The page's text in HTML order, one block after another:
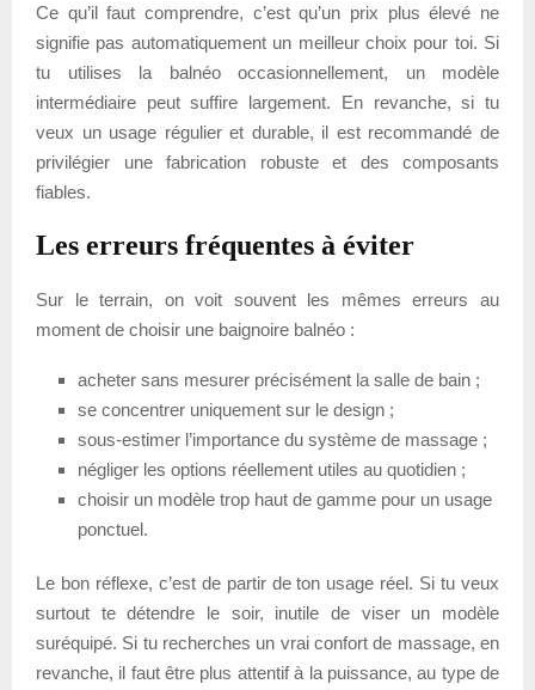
Ce qu’il faut comprendre, c’est qu’un prix plus élevé ne
signifie pas automatiquement un meilleur choix pour toi. Si
tu utilises la balnéo occasionnellement, un modèle
intermédiaire peut suffire largement. En revanche, si tu
veux un usage régulier et durable, il est recommandé de
privilégier une fabrication robuste et des composants
fiables.
Les erreurs fréquentes à éviter
Sur le terrain, on voit souvent les mêmes erreurs au
moment de choisir une baignoire balnéo :
acheter sans mesurer précisément la salle de bain ;
se concentrer uniquement sur le design ;
sous-estimer l’importance du système de massage ;
négliger les options réellement utiles au quotidien ;
choisir un modèle trop haut de gamme pour un usage
ponctuel.
Le bon réflexe, c’est de partir de ton usage réel. Si tu veux
surtout te détendre le soir, inutile de viser un modèle
suréquipé. Si tu recherches un vrai confort de massage, en
revanche, il faut être plus attentif à la puissance, au type de